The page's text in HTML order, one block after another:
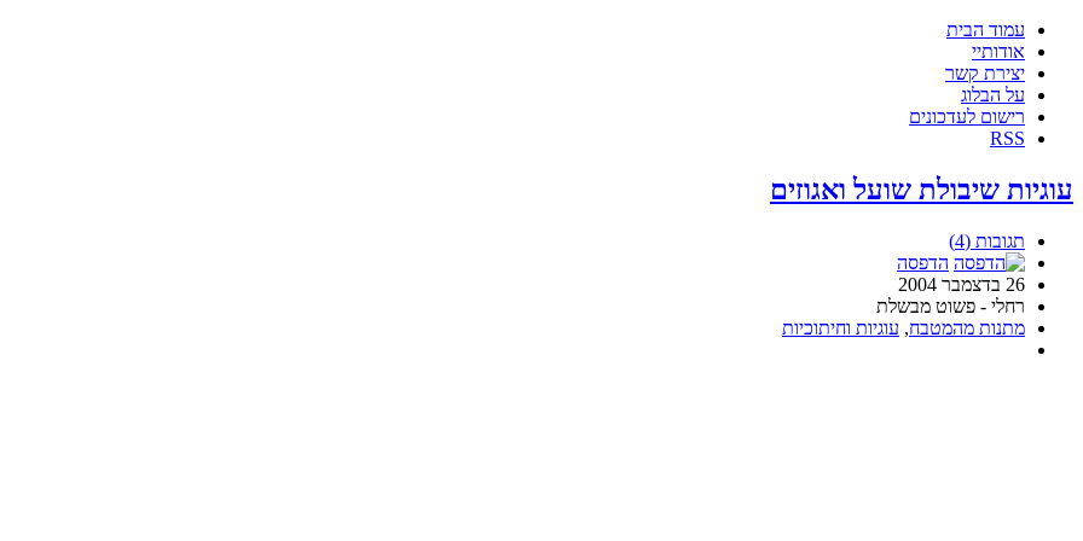
עמוד הבית
אודותיי
יצירת קשר
על הבלוג
רישום לעדכונים
RSS
עוגיות שיבולת שועל ואגוזים
תגובות (4)
הדפסה
26 בדצמבר 2004
רחלי - פשוט מבשלת
מתנות מהמטבח, עוגיות וחיתוכיות